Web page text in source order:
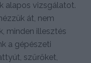
alapos vizsgálatot.
át, nem
minden illesztés
a gépészeti
szűrőket,